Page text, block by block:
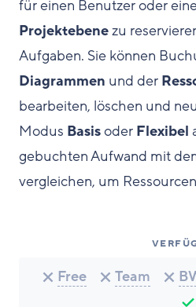
für einen Benutzer oder
Projektebenezu
Aufgaben. Sie können
Diagrammen und der
bearbeiten, löschen und
Modus Basisoder Flexibel
gebuchten Aufwand mit
vergleichen, um
Free Team